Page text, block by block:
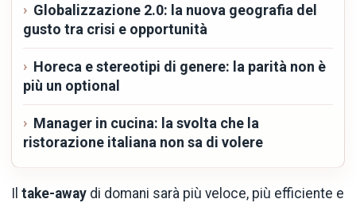
Globalizzazione 2.0: la nuova geografia del
gusto tra crisi e opportunità
Horeca e stereotipi di genere: la parità non è
più un optional
Manager in cucina: la svolta che la
ristorazione italiana non sa di volere
take-away di domani sarà più veloce, più efficiente e